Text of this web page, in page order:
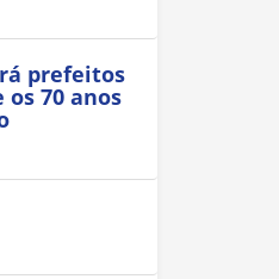
prefeitos
70 anos